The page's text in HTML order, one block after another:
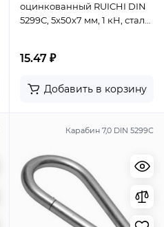
оцинкованный RUICHI DIN
5299С, 5х50х7 мм, 1 кН, сталь
15.47 ₽
Добавить в корзину
Карабин 7,0 DIN 5299С